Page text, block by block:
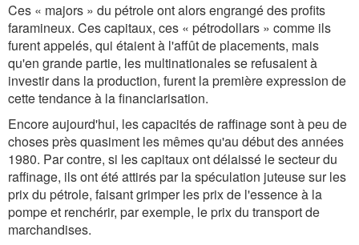
Ces « majors » du pétrole ont alors engrangé des profits
faramineux. Ces capitaux, ces « pétrodollars » comme ils
furent appelés, qui étaient à l'affût de placements, mais
qu'en grande partie, les multinationales se refusaient à
investir dans la production, furent la première expression de
cette tendance à la financiarisation.
Encore aujourd'hui, les capacités de raffinage sont à peu de
choses près quasiment les mêmes qu'au début des années
1980. Par contre, si les capitaux ont délaissé le secteur du
raffinage, ils ont été attirés par la spéculation juteuse sur les
prix du pétrole, faisant grimper les prix de l'essence à la
pompe et renchérir, par exemple, le prix du transport de
marchandises.